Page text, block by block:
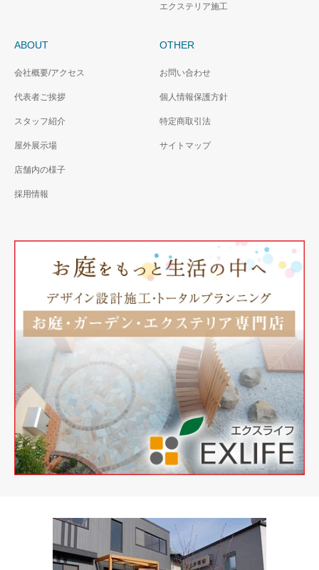
エクステリア施工
ABOUT
会社概要/アクセス
代表者ご挨拶
スタッフ紹介
屋外展示場
店舗内の様子
採用情報
OTHER
お問い合わせ
個人情報保護方針
特定商取引法
サイトマップ